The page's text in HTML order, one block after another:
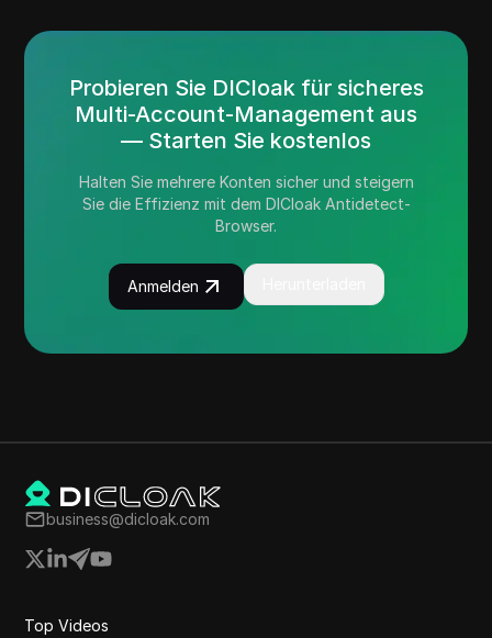
Probieren Sie DICloak für sicheres
Multi-Account-Management aus
— Starten Sie kostenlos
Halten Sie mehrere Konten sicher und steigern
Sie die Effizienz mit dem DICloak Antidetect-
Browser.
Anmelden
business@dicloak.com
Top Videos